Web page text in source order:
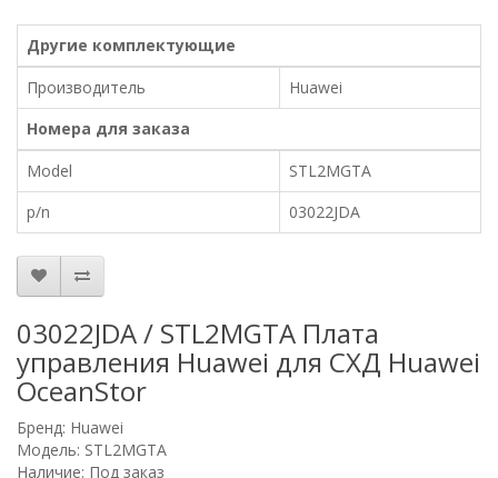
Другие комплектующие
Производитель
Huawei
Номера для заказа
Model
STL2MGTA
p/n
03022JDA
03022JDA / STL2MGTA Плата
управления Huawei для СХД Huawei
OceanStor
Бренд: Huawei
Модель: STL2MGTA
Наличие: Под заказ